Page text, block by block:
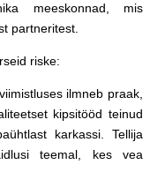
meeskonnad, mis
partneritest.
riske:
ilmneb praak,
kipsitööd teinud
karkassi. Tellija
teemal, kes vea